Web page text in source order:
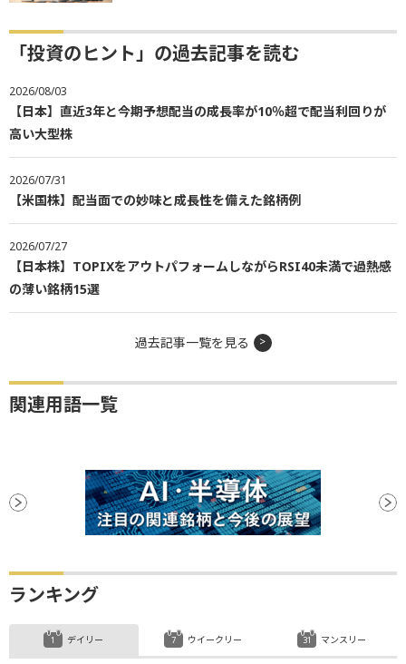
「投資のヒント」の過去記事を読む
2026/08/03
【日本】直近3年と今期予想配当の成長率が10％超で配当利回りが
高い大型株
2026/07/31
【米国株】配当面での妙味と成長性を備えた銘柄例
2026/07/27
【日本株】TOPIXをアウトパフォームしながらRSI40未満で過熱感
の薄い銘柄15選
過去記事一覧を見る
関連用語一覧
ランキング
デイリー ウイークリー マンスリー